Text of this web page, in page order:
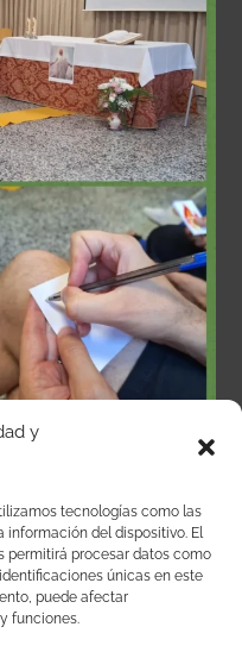
y
tecnologías como las
del dispositivo. El
permitirá procesar datos como
únicas en este
puede afectar
funciones.